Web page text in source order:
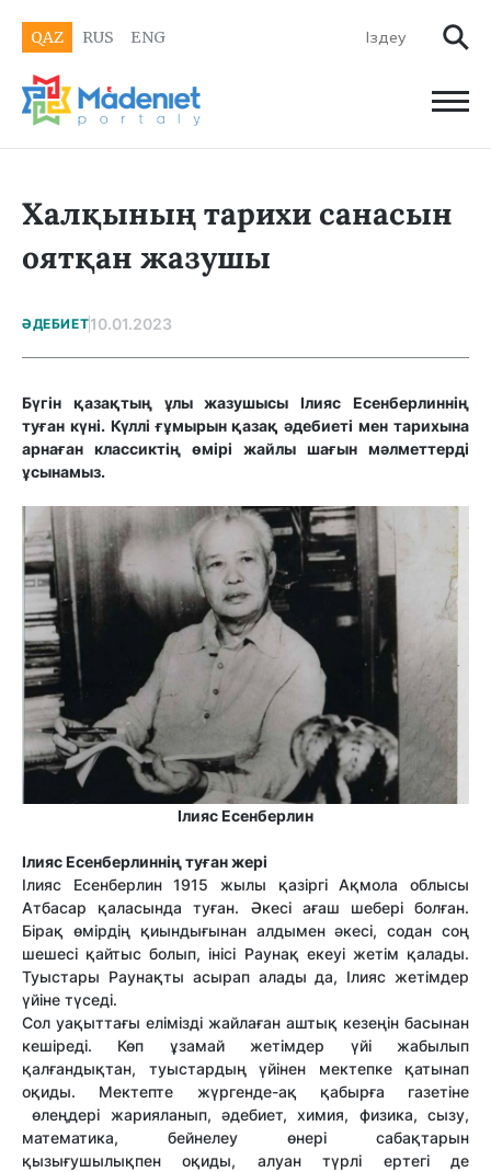
QAZ RUS ENG
Халқының тарихи санасын
оятқан жазушы
ӘДЕБИЕТ10.01.2023
Бүгін қазақтың ұлы жазушысыІлияс Есен­бер­линнің
туған күні. Күллі ғұмырын қазақ әдебиеті мен тарихына
арнаған классиктің өмірі жайлы шағын мәлметтерді
ұсынамыз.
Ілияс Есен­бер­лин
Ілияс Есен­бер­линнің туған жері
Ілияс Есенберлин 1915 жылы қазіргі Ақмола облысы
Атбасар қаласында туған. Әкесі ағаш шебері болған.
Бірақ өмірдің қиындығынан алдымен әкесі, содан соң
шешесі қайтыс болып, інісі Раунақ екеуі жетім қалады.
Туыстары Раунақты асырап алады да, Ілияс жетімдер
үйіне түседі.
Сол уақыттағы елімізді жайлаған аштық кезеңін басынан
кешіреді. Көп ұзамай жетімдер үйі жабылып
қалғандықтан, туыстардың үйінен мектепке қатынап
оқиды. Мектепте жүргенде-ақ қабырға газетіне
өлеңдері жарияланып, әдебиет, химия, физика, сызу,
математика, бейнелеу өнері сабақтарын
қызығушылықпен оқиды, алуан түрлі ертегі де